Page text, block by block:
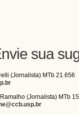
sua
(Jornalista) MTb 21.656
(Jornalista) MTb